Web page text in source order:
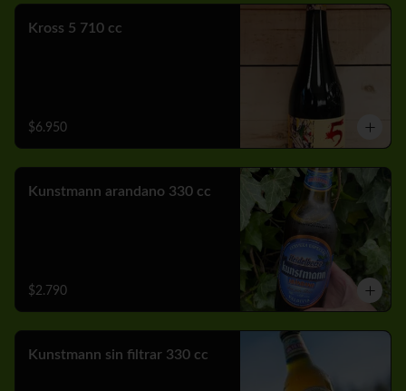
Kross 5 710 cc
$6.950
Kunstmann arandano 330 cc
$2.790
Kunstmann sin filtrar 330 cc